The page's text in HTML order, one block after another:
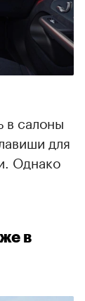
в салоны
для
Однако
в